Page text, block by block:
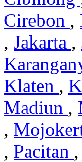
Cirebon ,
, Jakarta ,
Klaten ,
Madiun ,
,
, Pacitan ,